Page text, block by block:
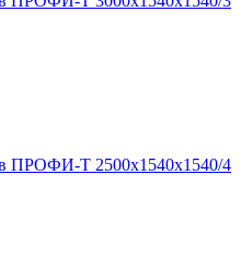
ПРОФИ-Т 2500x1540x1540/4